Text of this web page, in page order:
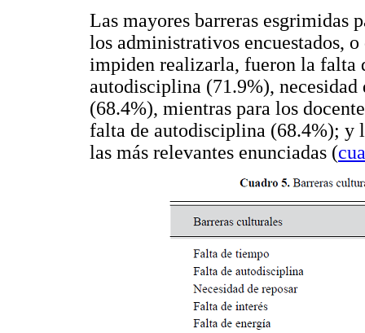
Las mayores barreras esgrimidas
los administrativos encuestados,
impiden realizarla, fueron la falta
autodisciplina (71.9%),
(68.4%), mientras para los
falta de autodisciplina (68.4%); y
las más relevantes enunciadas (